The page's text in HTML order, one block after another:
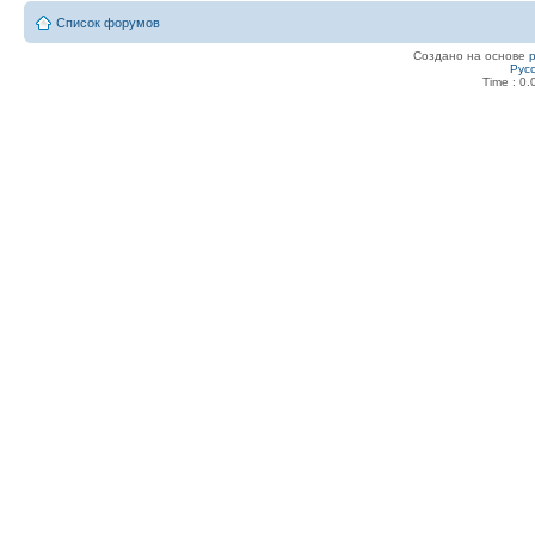
Список форумов
Создано на основе
Time :